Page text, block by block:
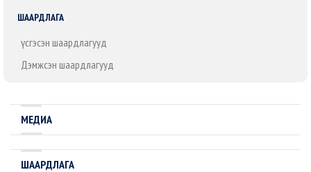
ШААРДЛАГА
Үүсгэсэн шаардлагууд
Дэмжсэн шаардлагууд
МЕДИА
ШААРДЛАГА